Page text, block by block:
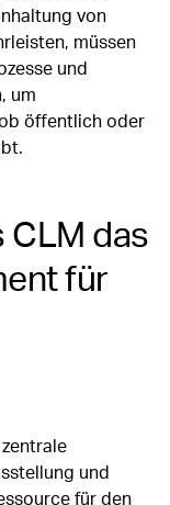
von
müssen
und
um
öffentlich oder
CLM das
für
und
für den